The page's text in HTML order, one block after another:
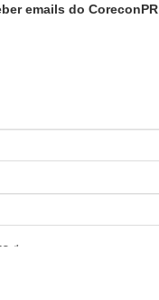
emails do CoreconPR